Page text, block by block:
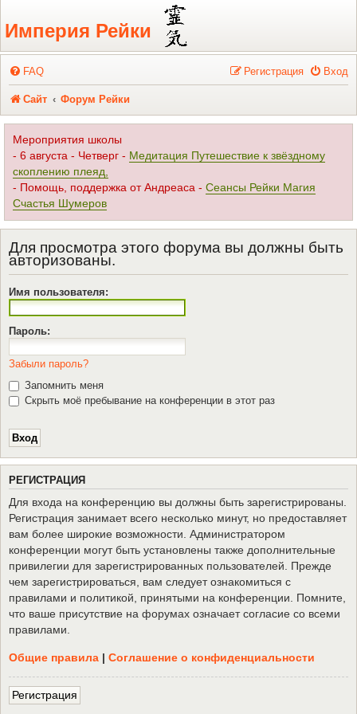
Регистрация
Империя Рейки
FAQ Вход
Регистрация
Сайт Форум Рейки
Мероприятия школы
- 6 августа - Четверг - Медитация Путешествие к звёздному
скоплению плеяд,
- Помощь, поддержка от Андреаса - Сеансы Рейки Магия
Счастья Шумеров
Для просмотра этого форума вы должны быть
авторизованы.
Имя пользователя:
Пароль:
Забыли пароль?
Запомнить меня
Скрыть моё пребывание на конференции в этот раз
РЕГИСТРАЦИЯ
Для входа на конференцию вы должны быть зарегистрированы.
Регистрация занимает всего несколько минут, но предоставляет
вам более широкие возможности. Администратором
конференции могут быть установлены также дополнительные
привилегии для зарегистрированных пользователей. Прежде
чем зарегистрироваться, вам следует ознакомиться с
правилами и политикой, принятыми на конференции. Помните,
что ваше присутствие на форумах означает согласие со всеми
правилами.
Общие правила | Соглашение о конфиденциальности
Регистрация